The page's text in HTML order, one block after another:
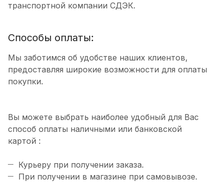
транспортной компании СДЭК.
Способы оплаты:
Мы заботимся об удобстве наших клиентов,
предоставляя широкие возможности для оплаты
покупки.
Вы можете выбрать наиболее удобный для Вас
способ оплаты наличными или банковской
картой :
Курьеру при получении заказа.
При получении в магазине при самовывозе.